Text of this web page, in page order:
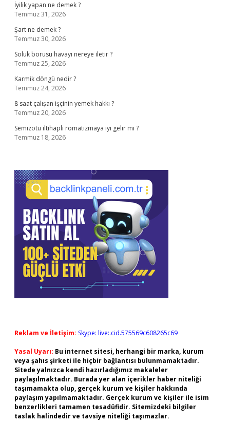
İyilik yapan ne demek ?
Temmuz 31, 2026
Şart ne demek ?
Temmuz 30, 2026
Soluk borusu havayı nereye iletir ?
Temmuz 25, 2026
Karmik döngü nedir ?
Temmuz 24, 2026
8 saat çalışan işçinin yemek hakkı ?
Temmuz 20, 2026
Semizotu iltihaplı romatizmaya iyi gelir mi ?
Temmuz 18, 2026
Reklam ve İletişim: Skype: live:.cid.575569c608265c69
Yasal Uyarı: Bu internet sitesi, herhangi bir marka, kurum
veya şahıs şirketi ile hiçbir bağlantısı bulunmamaktadır.
Sitede yalnızca kendi hazırladığımız makaleler
paylaşılmaktadır. Burada yer alan içerikler haber niteliği
taşımamakta olup, gerçek kurum ve kişiler hakkında
paylaşım yapılmamaktadır. Gerçek kurum ve kişiler ile isim
benzerlikleri tamamen tesadüfidir. Sitemizdeki bilgiler
taslak halindedir ve tavsiye niteliği taşımazlar.